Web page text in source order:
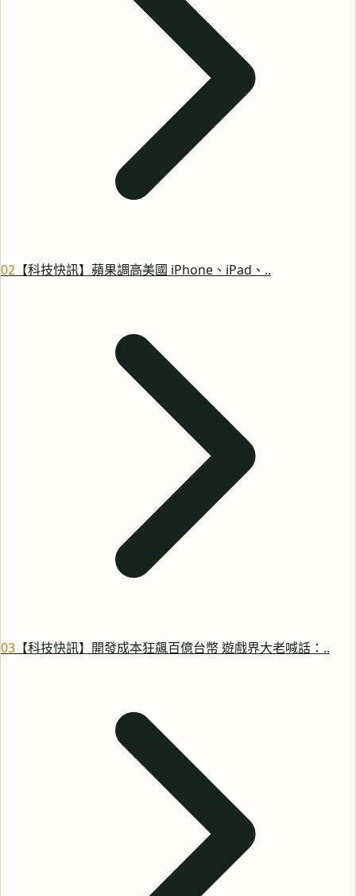
02 【科技快訊】蘋果調高美國 iPhone、iPad、..
03 【科技快訊】開發成本狂飆百億台幣 遊戲界大老喊話：..